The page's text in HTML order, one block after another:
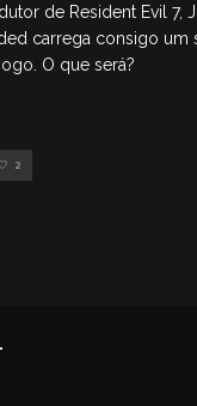
de Resident Evil 7,
carrega consigo um
O que será?
2